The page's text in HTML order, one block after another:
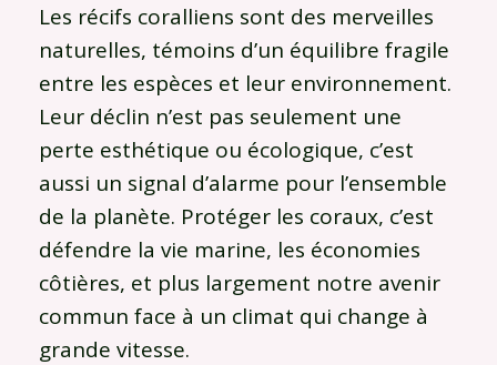
Les récifs coralliens sont des merveilles
naturelles, témoins d’un équilibre fragile
entre les espèces et leur environnement.
Leur déclin n’est pas seulement une
perte esthétique ou écologique, c’est
aussi un signal d’alarme pour l’ensemble
de la planète. Protéger les coraux, c’est
défendre la vie marine, les économies
côtières, et plus largement notre avenir
commun face à un climat qui change à
grande vitesse.